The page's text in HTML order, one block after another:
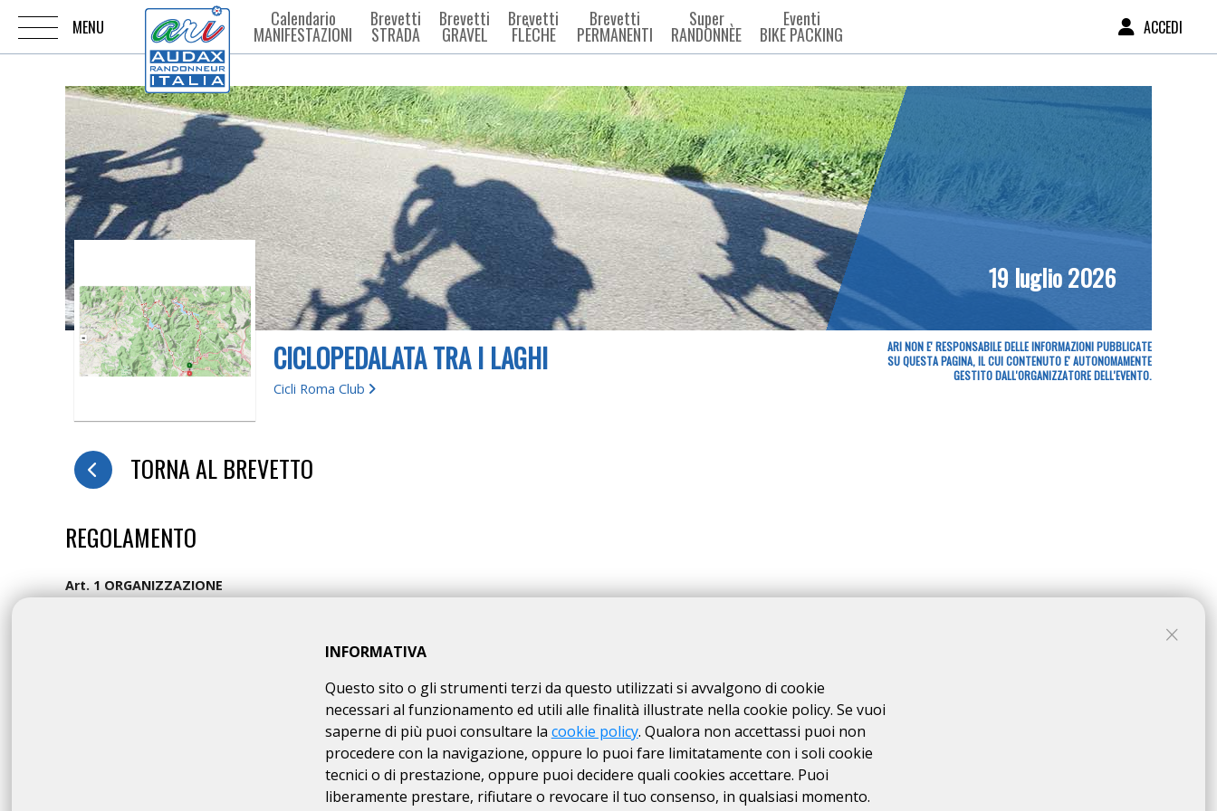
Calendario
MANIFESTAZIONI
Brevetti
STRADA
Brevetti
GRAVEL
Brevetti
FLÈCHE
Brevetti
PERMANENTI
Super
RANDONNÈE
Eventi
BIKE PACKING ACCEDI
19 luglio 2026
ARI NON E' RESPONSABILE DELLE INFORMAZIONI PUBBLICATE
SU QUESTA PAGINA, IL CUI CONTENUTO E' AUTONOMAMENTE
GESTITO DALL'ORGANIZZATORE DELL'EVENTO.
CICLOPEDALATA TRA I LAGHI
Cicli Roma Club
TORNA AL BREVETTO
REGOLAMENTO
Art. 1 ORGANIZZAZIONE
Cicli Roma Club organizza per il giorno 19/07/2026 la Randonnée "Ciclopedalata tra i laghi" avente Km 114 di lunghezza, per l'acquisizione del relativo brevetto, la cuiDESCRIZIONE
identificato nella Descrizione di cui all'art. precedente, nonché nel road-book e nella traccia GPS scaricabile dalla pagina web della manifestazione, da portarsi a termine in totale ed
assoluta autonomia entro il termine massimo di "7.00" ore dalla partenza. I partecipanti dovranno considerarsi in "escursione individuale" e quindi in regime di totale auto-sufficienza,
senza alcun tipo di assistenza, nemmeno sanitaria da parte dell'Organizzazione. Il percorso non è presidiato.
vidimazione della “carta di viaggio”, sia quelli dichiarati, sia quelli segreti, hanno la sola funzione di verificare il rispetto del tracciato da parte dei partecipanti, al fine della
omologazione del brevetto. In caso di suo ritiro, il Partecipante ha l’obbligo di comunicare immediatamente la circostanza all'Organizzazione, e dovrà provvedere autonomamente al
rientro suo e del proprio mezzo. Il Brevetto Randonnée "Ciclopedalata tra i laghi" non prevede che venga stilata nessuna classifica in ordine di tempo di conclusione del percorso, ma
solo una lista dei partecipanti che hanno acquisito l'omologazione del brevetto e dei finisher.
INFORMATIVA
Questo sito o gli strumenti terzi da questo utilizzati si avvalgono di cookie
necessari al funzionamento ed utili alle finalità illustrate nella cookie policy. Se vuoi
saperne di più puoi consultare la cookie policy. Qualora non accettassi puoi non
procedere con la navigazione, oppure lo puoi fare limitatamente con i soli cookie
tecnici o di prestazione, oppure puoi decidere quali cookies accettare. Puoi
liberamente prestare, rifiutare o revocare il tuo consenso, in qualsiasi momento.